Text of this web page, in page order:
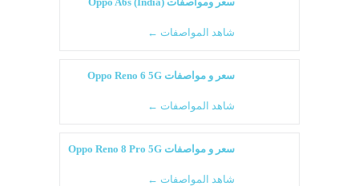
شاهد المواصفات ←
سعر و مواصفات Oppo Reno 6 5G
شاهد المواصفات ←
سعر و مواصفات Oppo Reno 8 Pro 5G
شاهد المواصفات ←